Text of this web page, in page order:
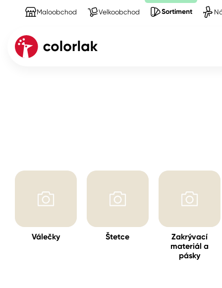
Maloobchod Velkoobchod Sortiment
Stěny
Válečky Štetce
Zakrývací
materiál a
pásky